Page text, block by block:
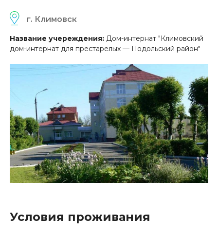
г. Климовск
Название учереждения: Дом-интернат "Климовский
дом-интернат для престарелых — Подольский район"
Условия проживания